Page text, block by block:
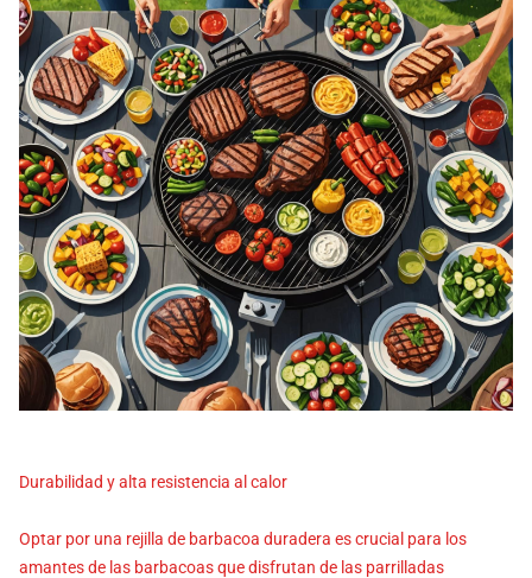
Durabilidad y alta resistencia al calor
Optar por una rejilla de barbacoa duradera es crucial para los
amantes de las barbacoas que disfrutan de las parrilladas